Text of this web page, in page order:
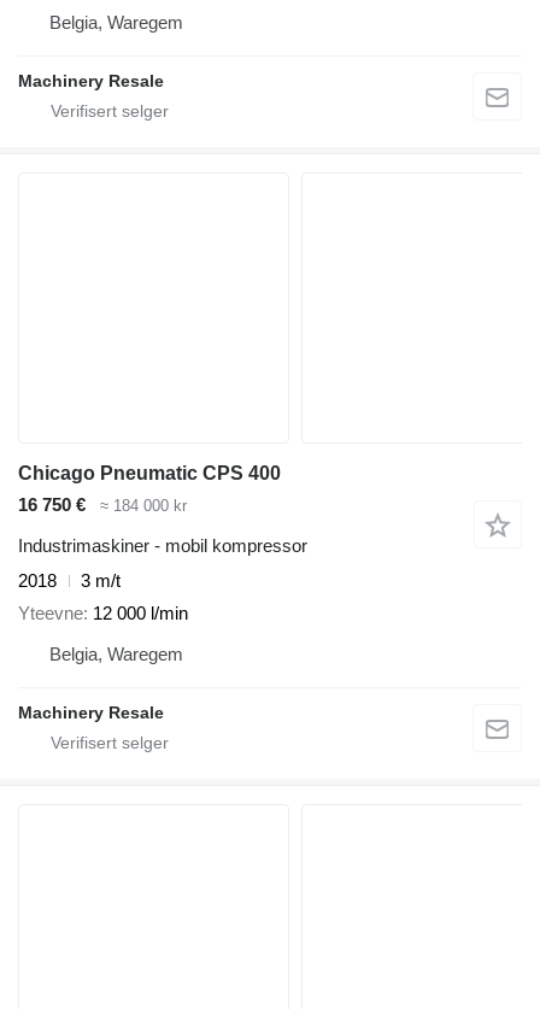
Belgia, Waregem
Machinery Resale
Chicago Pneumatic CPS 400
16 750 €
≈ 184 000 kr
Industrimaskiner - mobil kompressor
2018
3 m/t
Yteevne 12 000 l/min
Belgia, Waregem
Machinery Resale